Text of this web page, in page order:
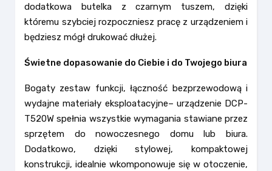
dodatkowa butelka z czarnym tuszem, dzięki
któremu szybciej rozpoczniesz pracę z urządzeniem i
będziesz mógł drukować dłużej.
Świetne dopasowanie do Ciebie i do Twojego biura
Bogaty zestaw funkcji, łączność bezprzewodową i
wydajne materiały eksploatacyjne– urządzenie DCP-
T520W spełnia wszystkie wymagania stawiane przez
sprzętem do nowoczesnego domu lub biura.
Dodatkowo, dzięki stylowej, kompaktowej
konstrukcji, idealnie wkomponowuje się w otoczenie,